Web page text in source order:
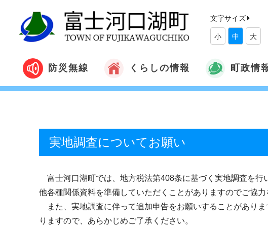
文字サイズ
小 中 大
防災無線 くらしの情報 町政情
実地調査についてお願い
富士河口湖町では、地方税法第408条に基づく実地調査を行
他各種関係資料を準備していただくことがありますのでご協力
また、実地調査に伴って追加申告をお願いすることがあり
りますので、あらかじめご了承ください。